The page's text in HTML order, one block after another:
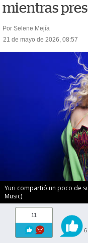
mientras
Por Selene Mejía
21 de mayo de 2026, 08:57
Yuri compartió un poco de
Music)
11
6